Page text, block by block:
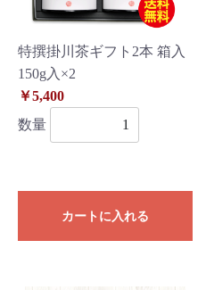
特撰掛川茶ギフト2本 箱入
150g入×2
￥5,400
数量
カートに入れる